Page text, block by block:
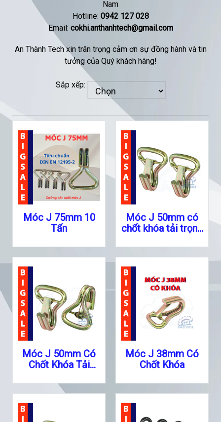
Nam
Hotline: 0942 127 028
Email: cokhi.anthanhtech@gmail.com
An Thành Tech xin trân trọng cảm ơn sự đồng hành và tin
tưởng của Quý khách hàng!
Sắp xếp:
Móc J 75mm 10
Tấn
Móc J 50mm có
chốt khóa tải trọng
Móc J 50mm Có
Chốt Khóa Tải
Móc J 38mm Có
Chốt Khóa